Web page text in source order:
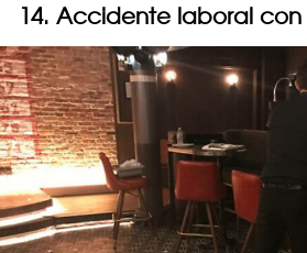
14. Accidente laboral con